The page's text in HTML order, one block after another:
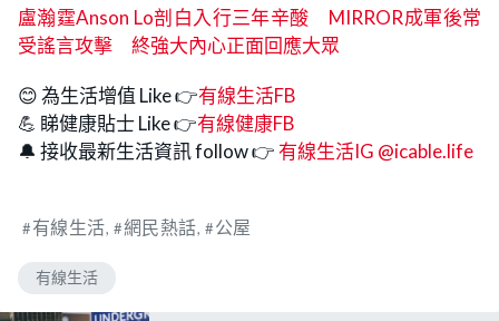
盧瀚霆Anson Lo剖白入行三年辛酸 MIRROR成軍後常
受謠言攻擊 終強大內心正面回應大眾
😊 為生活增值 Like 👉有線生活FB
💪 睇健康貼士 Like 👉有線健康FB
🔔 接收最新生活資訊 follow 👉 有線生活IG @icable.life
有線生活 網民熱話 公屋
有線生活